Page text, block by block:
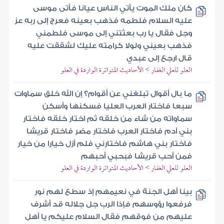
كان ملك الموت يأتي الناس عيانا فأتى موسى
عليه السلام فلطمه فذهب بعينه فعرج إلى ربه عز
وجل فقال يا رب بعثتني إلى موسى فلطمني
فذهب بعيني ولولا كرامته عليك لشققت عليه
قال ارجع إلى عبدي
العلو للعلي الغفار > الأحاديث المتواترة الواردة في العلو
ما بال أقوال تبلغني عن أقوام؟ إن الله خلق سماوات
سبعا فاختار العرب العليا فسكنها وأسكن
سماواته من شاء من خلقه ثم اختار خلقه فاختار
بني آدم فاختار العرب فاختار مضر فاختار قريشا
فاختار بني هاشم فاختارني فلم أزل خيارا من خيار
فمن أحب قريشا فبحبي أحبهم
العلو للعلي الغفار > الأحاديث المتواترة الواردة في العلو
بينا أهل الجنة في نعيمهم إذ سطع لهم نور
فرفعوا رؤوسهم فإذا الرب جل جلاله قد أشرف
عليهم من فوقهم فقال السلام عليكم يا أهل